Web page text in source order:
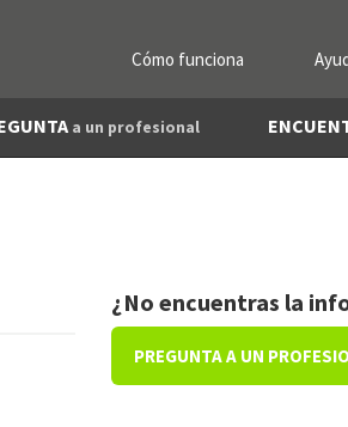
Cómo funciona
a un profesional
¿No encuentras la
PREGUNTA A UN